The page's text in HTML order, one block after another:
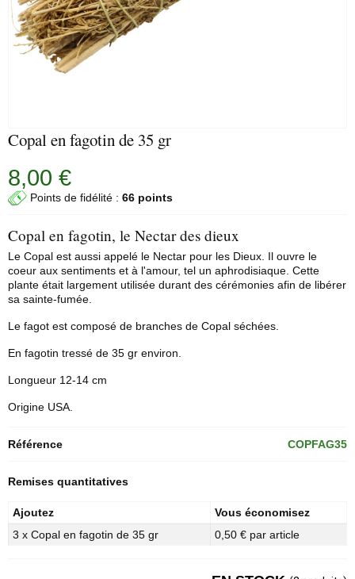
Copal en fagotin de 35 gr
8,00 €
Points de fidélité : 66 points
Copal en fagotin, le Nectar des dieux
Le Copal est aussi appelé le Nectar pour les Dieux. Il ouvre le
coeur aux sentiments et à l'amour, tel un aphrodisiaque. Cette
plante était largement utilisée durant des cérémonies afin de libérer
sa sainte-fumée.
Le fagot est composé de branches de Copal séchées.
En fagotin tressé de 35 gr environ.
Longueur 12-14 cm
Origine USA.
Référence COPFAG35
Remises quantitatives
Ajoutez
Vous économisez
3 x Copal en fagotin de 35 gr
0,50 € par article